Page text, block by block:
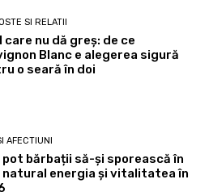
SI RELATII
care nu dă greș: de ce
Blanc e alegerea sigură
o seară în doi
AFECTIUNI
pot bărbații să-și sporească în
natural energia și vitalitatea în